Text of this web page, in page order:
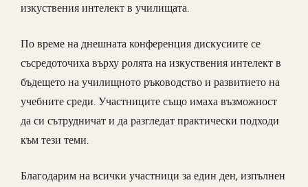
изкуствения интелект в училищата.
По време на днешната конференция дискусиите се
съсредоточиха върху ролята на изкуствения интелект в
бъдещето на училищното ръководство и развитието на
учебните среди. Участниците също имаха възможност
да си сътрудничат и да разгледат практически подходи
към тези теми.
Благодарим на всички участници за един ден, изпълнен